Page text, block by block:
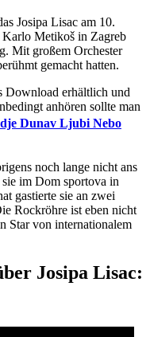
Josipa Lisac am 10.
Karlo Metikoš in Zagreb
Mit großem Orchester
gemacht hatten.
Download erhältlich und
anhören sollte man
Dunav Ljubi Nebo
noch lange nicht ans
im Dom sportova in
gastierte sie an zwei
Rockröhre ist eben nicht
Star von internationalem
Josipa Lisac: